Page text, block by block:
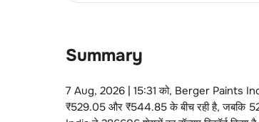
Summary
7 Aug, 2026 | 15:31 को, Berger Paints
₹529.05 और ₹544.85 के बीच रही है, जबकि